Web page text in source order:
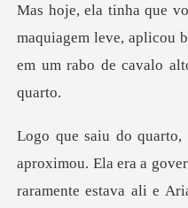
Mas hoje, ela tinha que
raramente estava ali e